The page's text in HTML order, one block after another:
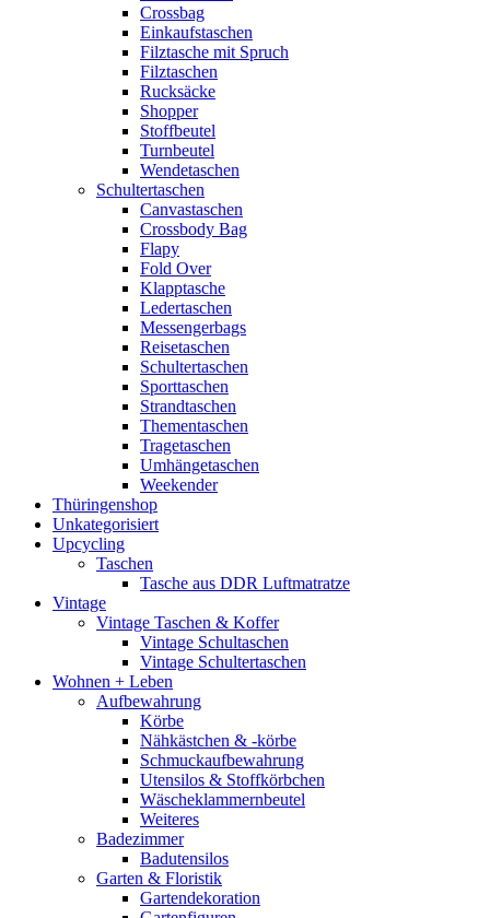
Crossbag
Einkaufstaschen
Filztasche mit Spruch
Filztaschen
Rucksäcke
Shopper
Stoffbeutel
Turnbeutel
Wendetaschen
Schultertaschen
Canvastaschen
Crossbody Bag
Flapy
Fold Over
Klapptasche
Ledertaschen
Messengerbags
Reisetaschen
Schultertaschen
Sporttaschen
Strandtaschen
Thementaschen
Tragetaschen
Umhängetaschen
Weekender
Thüringenshop
Unkategorisiert
Upcycling
Taschen
Tasche aus DDR Luftmatratze
Vintage
Vintage Taschen & Koffer
Vintage Schultaschen
Vintage Schultertaschen
Wohnen + Leben
Aufbewahrung
Körbe
Nähkästchen & -körbe
Schmuckaufbewahrung
Utensilos & Stoffkörbchen
Wäscheklammernbeutel
Weiteres
Badezimmer
Badutensilos
Garten & Floristik
Gartendekoration